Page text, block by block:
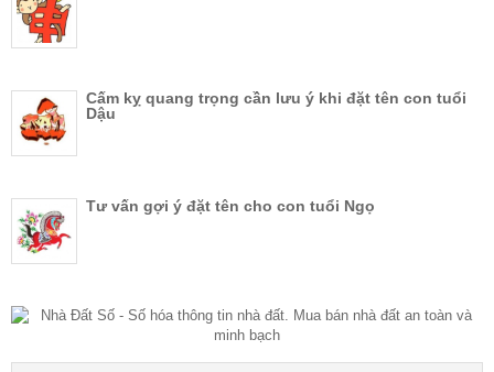
Cấm kỵ quang trọng cần lưu ý khi đặt tên con tuổi
Dậu
Tư vấn gợi ý đặt tên cho con tuổi Ngọ